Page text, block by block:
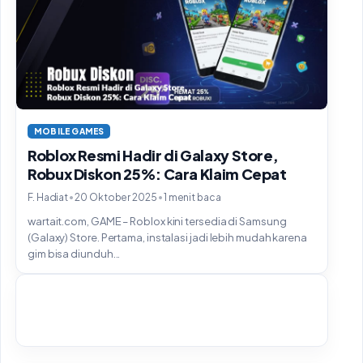
MOBILE GAMES
Roblox Resmi Hadir di Galaxy Store,
Robux Diskon 25%: Cara Klaim Cepat
F. Hadiat•20 Oktober 2025 •1 menit baca
wartait.com, GAME – Roblox kini tersedia di Samsung
(Galaxy) Store. Pertama, instalasi jadi lebih mudah karena
gim bisa diunduh...